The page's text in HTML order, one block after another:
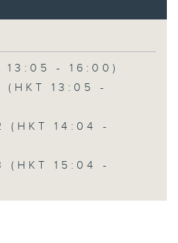
13:05 - 16:00)
(HKT 13:05 -
(HKT 14:04 -
(HKT 15:04 -